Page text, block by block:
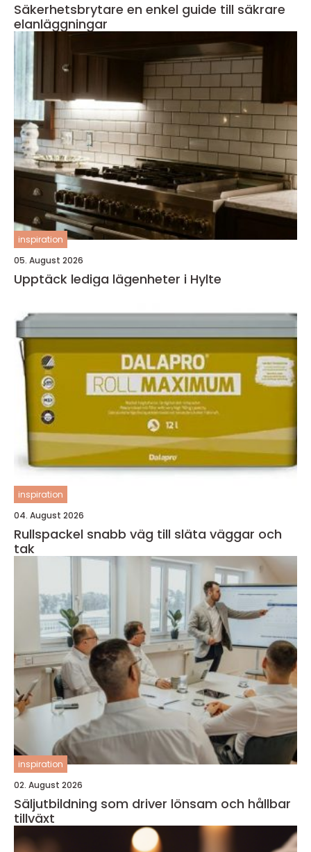
Säkerhetsbrytare en enkel guide till säkrare
elanläggningar
inspiration
05. August 2026
Upptäck lediga lägenheter i Hylte
inspiration
04. August 2026
Rullspackel snabb väg till släta väggar och
tak
inspiration
02. August 2026
Säljutbildning som driver lönsam och hållbar
tillväxt